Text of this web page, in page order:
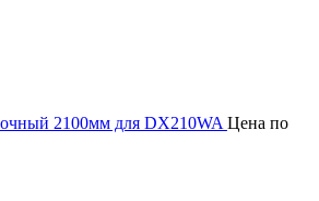
2100мм для DX210WA Цена по